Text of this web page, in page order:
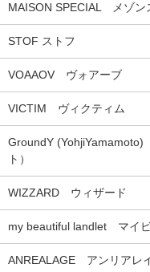
MAISON SPECIAL メゾン
STOF ストフ
VOAAOV ヴォアーブ
VICTIM ヴィクティム
GroundY
ト）
WIZZARD ウィザード
my beautiful landlet マイ
ANREALAGE アンリアレ